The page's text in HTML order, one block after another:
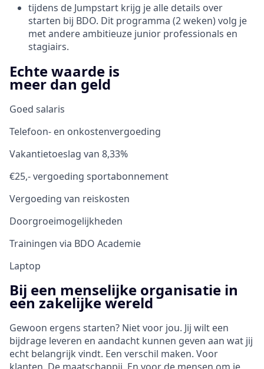
tijdens de Jumpstart krijg je alle details over
starten bij BDO. Dit programma (2 weken) volg je
met andere ambitieuze junior professionals en
stagiairs.
Echte waarde is
meer dan geld
Goed salaris
Telefoon- en onkostenvergoeding
Vakantietoeslag van 8,33%
€25,- vergoeding sportabonnement
Vergoeding van reiskosten
Doorgroeimogelijkheden
Trainingen via BDO Academie
Laptop
Bij een menselijke organisatie in
een zakelijke wereld
Gewoon ergens starten? Niet voor jou. Jij wilt een
bijdrage leveren en aandacht kunnen geven aan wat jij
echt belangrijk vindt. Een verschil maken. Voor